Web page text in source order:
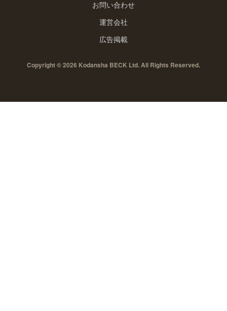
お問い合わせ
運営会社
広告掲載
Copyright © 2026 Kodansha BECK Ltd. All Rights Reserved.